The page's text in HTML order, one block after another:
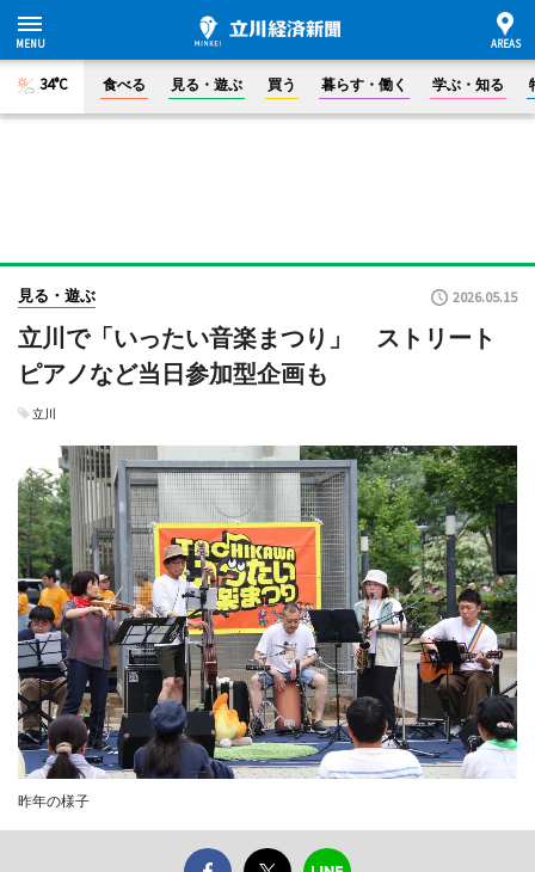
34°C 食べる 見る・遊ぶ 買う 暮らす・働く 学ぶ・知る
見る・遊ぶ 2026.05.15
立川で「いったい音楽まつり」 ストリート
ピアノなど当日参加型企画も
立川
昨年の様子